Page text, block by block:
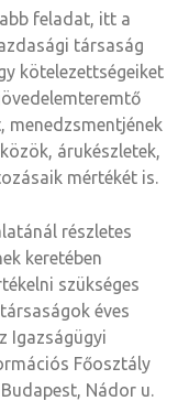
feladat, itt a
társaság
kötelezettségeiket
menedzsmentjének
árukészletek,
mértékét is.
részletes
keretében
szükséges
éves
Igazságügyi
Főosztály
Nádor u.